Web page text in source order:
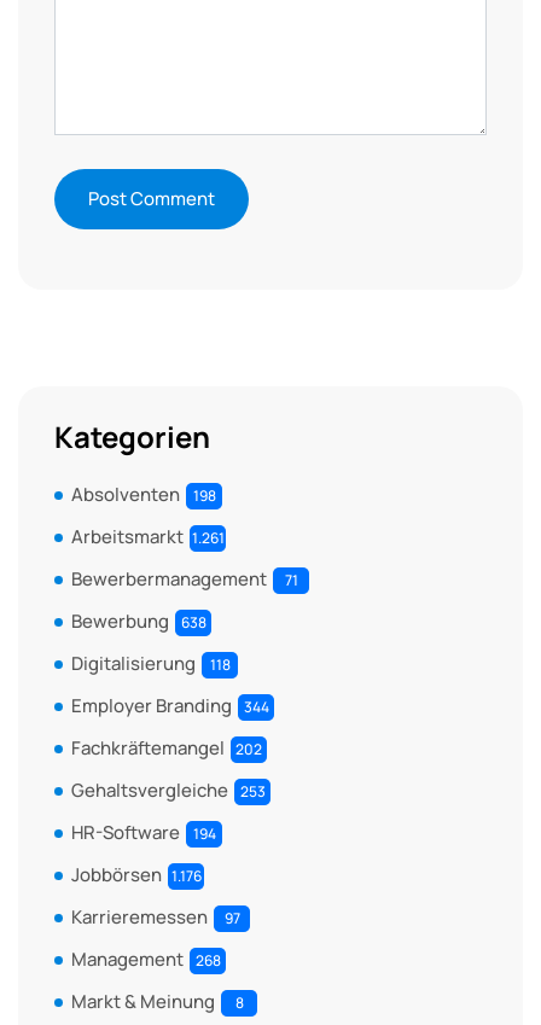
Kategorien
Absolventen 198
Arbeitsmarkt 1.261
Bewerbermanagement 71
Bewerbung 638
Digitalisierung 118
Employer Branding 344
Fachkräftemangel 202
Gehaltsvergleiche 253
HR-Software 194
Jobbörsen 1.176
Karrieremessen 97
Management 268
Markt & Meinung 8